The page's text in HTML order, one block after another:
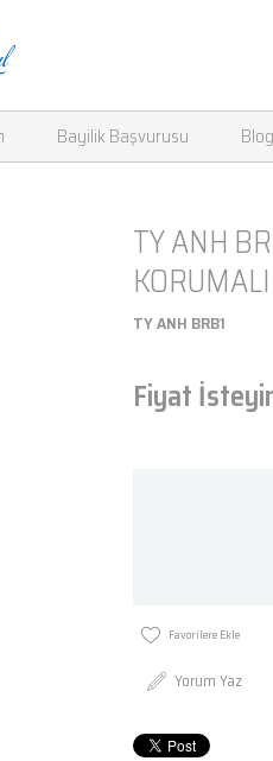
Bayilik Başvurusu Blog
TY ANH
KORUMALI
TY ANH BRB1
Fiyat
Favorilere Ekle
Yorum Yaz